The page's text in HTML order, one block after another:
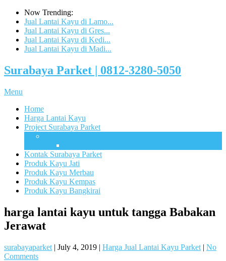
Now Trending:
Jual Lantai Kayu di Lamo...
Jual Lantai Kayu di Gres...
Jual Lantai Kayu di Kedi...
Jual Lantai Kayu di Madi...
Surabaya Parket | 0812-3280-5050
Menu
Home
Harga Lantai Kayu
Project Surabaya Parket
Kontak Surabaya Parket
Produk Kayu Jati
Produk Kayu Merbau
Produk Kayu Kempas
Produk Kayu Bangkirai
harga lantai kayu untuk tangga Babakan
Jerawat
surabayaparket | July 4, 2019 | Harga Jual Lantai Kayu Parket | No
Comments